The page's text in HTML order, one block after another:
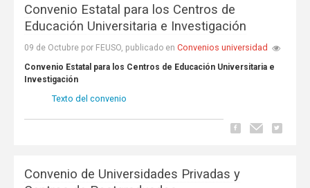
Convenio Estatal para los Centros de
Educación Universitaria e Investigación
09 de Octubre por FEUSO, publicado en Convenios universidad
Convenio Estatal para los Centros de Educación Universitaria e
Investigación
Texto del convenio
Convenio de Universidades Privadas y